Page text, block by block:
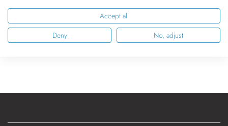
Accept all
Deny
No, adjust